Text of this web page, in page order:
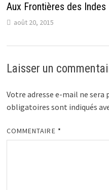
Aux Frontières des Indes
août 20, 2015
Laisser un
Votre adresse e-mail ne sera
obligatoires sont indiqués
COMMENTAIRE *